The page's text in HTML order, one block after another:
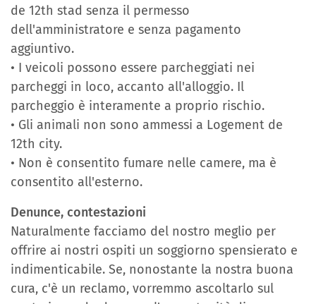
de 12th stad senza il permesso
dell'amministratore e senza pagamento
aggiuntivo.
• I veicoli possono essere parcheggiati nei
parcheggi in loco, accanto all'alloggio. Il
parcheggio è interamente a proprio rischio.
• Gli animali non sono ammessi a Logement de
12th city.
• Non è consentito fumare nelle camere, ma è
consentito all'esterno.
Denunce, contestazioni
Naturalmente facciamo del nostro meglio per
offrire ai nostri ospiti un soggiorno spensierato e
indimenticabile. Se, nonostante la nostra buona
cura, c'è un reclamo, vorremmo ascoltarlo sul